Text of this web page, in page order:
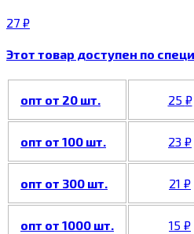
27 ₽
Этот товар доступен по
опт от 20 шт. 25 ₽
опт от 100 шт. 23 ₽
опт от 300 шт. 21 ₽
опт от 1000 шт. 15 ₽